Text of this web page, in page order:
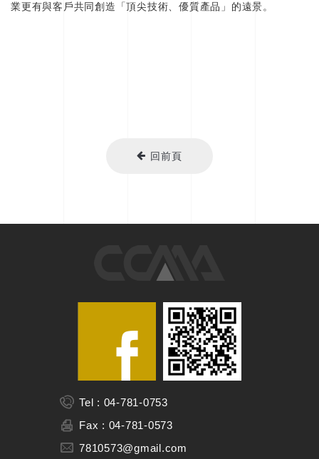
業更有與客戶共同創造「頂尖技術、優質產品」的遠景。
回前頁
Tel : 04-781-0753
Fax : 04-781-0573
7810573@gmail.com